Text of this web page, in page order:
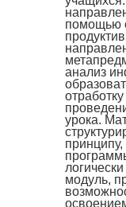
помощью
анализ
урока.
модуль,